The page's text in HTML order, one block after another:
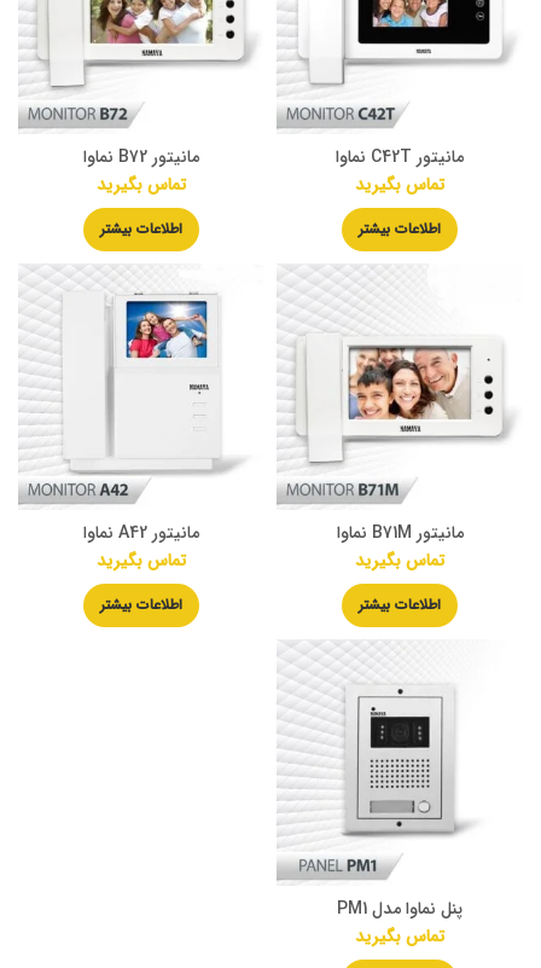
مانیتور C42T نماوا
تماس بگیرید
اطلاعات بیشتر
مانیتور B72 نماوا
تماس بگیرید
اطلاعات بیشتر
مانیتور B71M نماوا
تماس بگیرید
اطلاعات بیشتر
مانیتور A42 نماوا
تماس بگیرید
اطلاعات بیشتر
پنل نماوا مدل PM1
تماس بگیرید